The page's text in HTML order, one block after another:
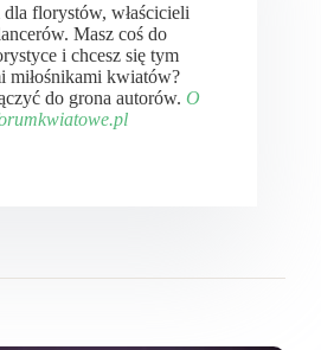
florystów, właścicieli
Masz coś do
i chcesz się tym
miłośnikami kwiatów?
do grona autorów. O